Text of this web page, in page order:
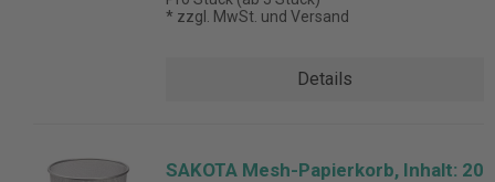
* zzgl. MwSt. und Versand
Details
SAKOTA Mesh-Papierkorb, Inhalt: 20